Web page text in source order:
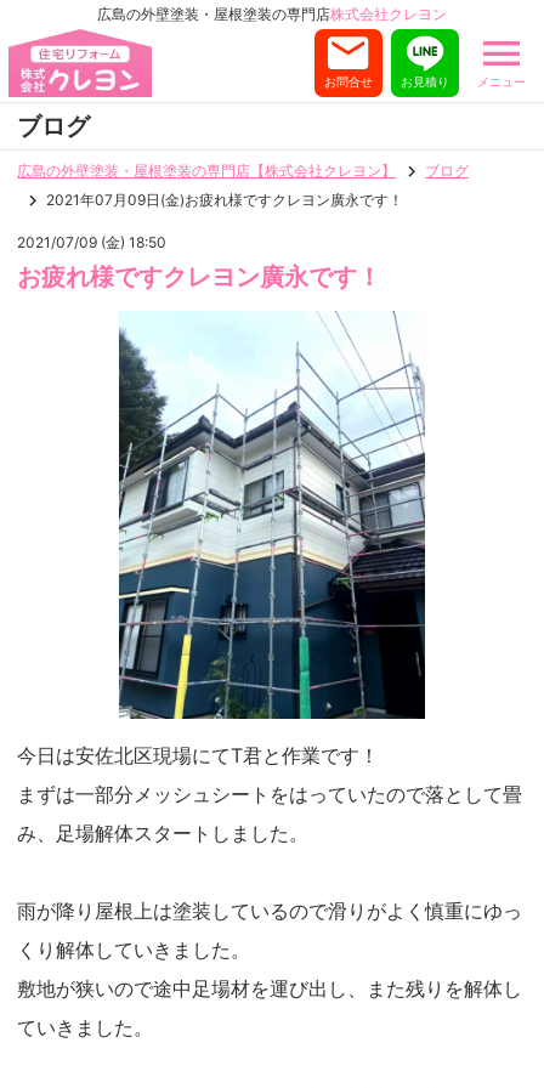
広島の外壁塗装・屋根塗装の専門店株式会社クレヨン
メニュー
お見積り
お問合せ
ブログ
広島の外壁塗装・屋根塗装の専門店【株式会社クレヨン】
ブログ
2021年07月09日(金)お疲れ様ですクレヨン廣永です！
2021/07/09 (金) 18:50
お疲れ様ですクレヨン廣永です！
今日は安佐北区現場にてT君と作業です！
まずは一部分メッシュシートをはっていたので落として畳
み、足場解体スタートしました。
雨が降り屋根上は塗装しているので滑りがよく慎重にゆっ
くり解体していきました。
敷地が狭いので途中足場材を運び出し、また残りを解体し
ていきました。